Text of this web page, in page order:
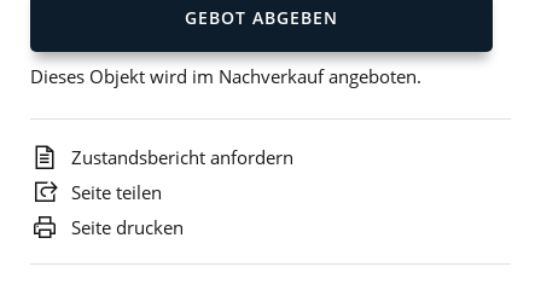
GEBOT ABGEBEN
Dieses Objekt wird im Nachverkauf angeboten.
Zustandsbericht anfordern
Seite teilen
Seite drucken